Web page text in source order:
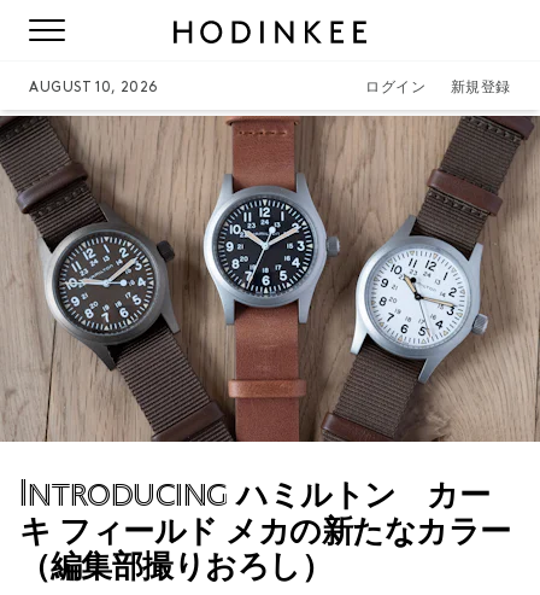
AUGUST 10, 2026 ログイン 新規登録
Introducing ハミルトン カー
キ フィールド メカの新たなカラー
（編集部撮りおろし）